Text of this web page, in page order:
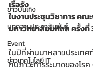
ข่าวบันเทิง
บทความประชาสัมพันธ์
Event
ข่าวเทคโนโลยี IT
เรื้อรัง
ในงานประชุมวิชาการ คณ
มหาวิทยาลัยมหิดล ครั้งที่
ในปีที่ผ่านมาหลายประเทศ
กับภาวะการระบาดของโร